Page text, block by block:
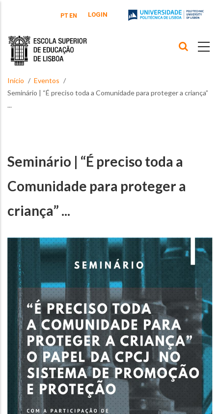
PT EN LOGIN
Início
Eventos
Seminário | “É preciso toda a Comunidade para proteger a criança”
...
Seminário | “É preciso toda a
Comunidade para proteger a
criança” ...